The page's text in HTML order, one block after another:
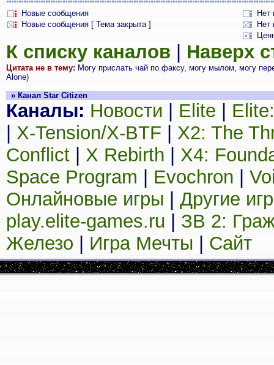
Новые сообщения
Нет
Новые сообщения [ Тема закрыта ]
Нет
К списку каналов Наверх
Цитата не в тему: Могу прислать чай по факсу, могу мылом, могу
Alone)
» Канал Star Citizen
Каналы: Новости Elite
X-Tension/X-BTF
X2: The
Conflict
X Rebirth
X4:
Space Program
Evochron
Онлайновые игры
Другие
play.elite-games.ru
ЗВ 2:
Железо
Игра Мечты Сайт